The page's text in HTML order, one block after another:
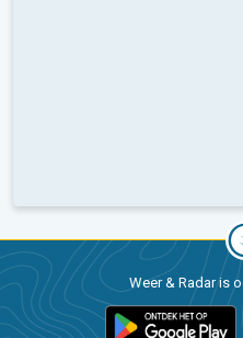
Weer & Radar is